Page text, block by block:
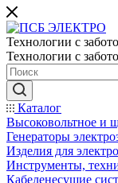
Технологии с
Технологии с
Каталог
Высоковольтное и
Генераторы
Изделия для
Инструменты,
Кабеленесущие